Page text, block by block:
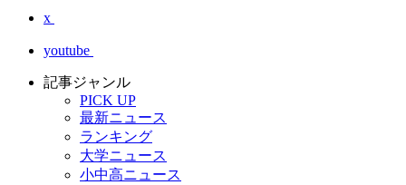
x
youtube
記事ジャンル
PICK UP
最新ニュース
ランキング
大学ニュース
小中高ニュース